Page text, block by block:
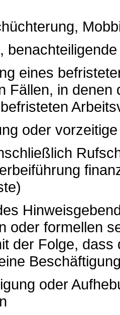
eines
Fällen, in
oder
oder formellen
der Folge,
oder